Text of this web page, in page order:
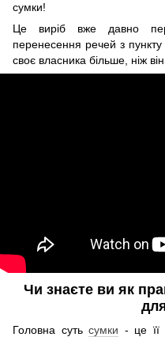
сумки!
Це виріб вже давно
перенесення речей з
своє власника більше, ніж
Чи знаєте ви як
Головна суть сумки - це її